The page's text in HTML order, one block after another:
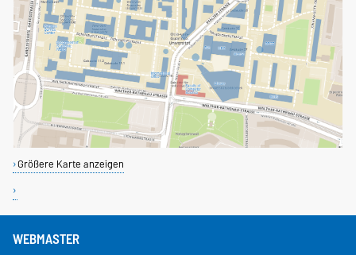
Größere Karte anzeigen
WEBMASTER